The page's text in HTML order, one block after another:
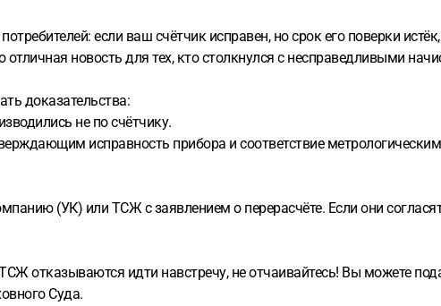
если ваш счётчик исправен, но срок его поверки
новость для тех, кто столкнулся с несправедливыми
доказательства:
не по счётчику.
исправность прибора и соответствие
(УК) или ТСЖ с заявлением о перерасчёте. Если они
отказываются идти навстречу, не отчаивайтесь! Вы можете
Суда.